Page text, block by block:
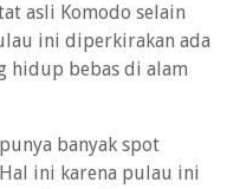
asli Komodo selain
ini diperkirakan ada
hidup bebas di alam
banyak spot
ini karena pulau ini